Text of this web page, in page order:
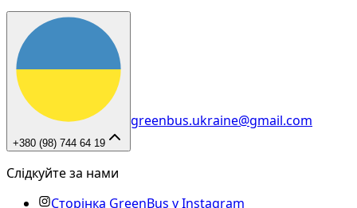
+380 (98) 744 64 19
greenbus.ukraine@gmail.com
Слідкуйте за нами
Сторінка GreenBus у Instagram